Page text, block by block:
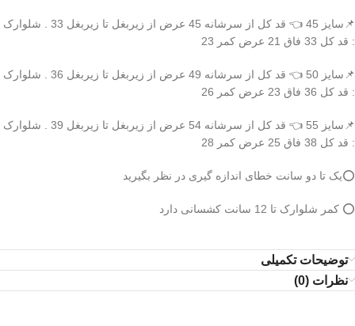
📌سایز 45 👈 قد کل از سرشانه 45 عرض از زیربغل تا زیربغل 33 . شلوارک
: قد کل 33 فاق 21 عرض کمر 23
📌سایز 50 👈 قد کل از سرشانه 49 عرض از زیربغل تا زیربغل 36 . شلوارک
: قد کل 36 فاق 23 عرض کمر 26
📌سایز 55 👈 قد کل از سرشانه 54 عرض از زیربغل تا زیربغل 39 . شلوارک
: قد کل 38 فاق 25 عرض کمر 28
⭕️یک تا دو سانت خطای اندازه گیری در نظر بگیرید
⭕️ کمر شلوارک تا 12 سانت کشسانی دارد
توضیحات تکمیلی
نظرات (0)